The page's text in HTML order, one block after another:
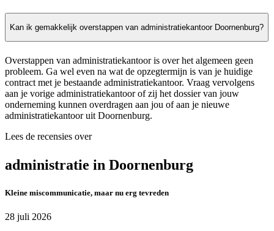
Kan ik gemakkelijk overstappen van administratiekantoor Doornenburg?
Overstappen van administratiekantoor is over het algemeen geen
probleem. Ga wel even na wat de opzegtermijn is van je huidige
contract met je bestaande administratiekantoor. Vraag vervolgens
aan je vorige administratiekantoor of zij het dossier van jouw
onderneming kunnen overdragen aan jou of aan je nieuwe
administratiekantoor uit Doornenburg.
Lees de recensies over
administratie in Doornenburg
Kleine miscommunicatie, maar nu erg tevreden
28 juli 2026